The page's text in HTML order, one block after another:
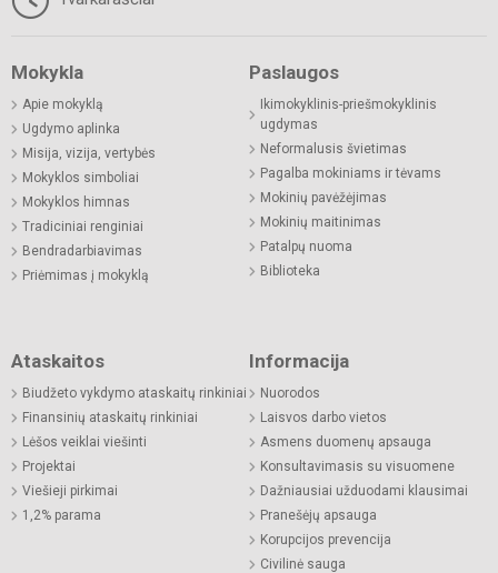
Mokykla
Apie mokyklą
Ugdymo aplinka
Misija, vizija, vertybės
Mokyklos simboliai
Mokyklos himnas
Tradiciniai renginiai
Bendradarbiavimas
Priėmimas į mokyklą
Paslaugos
Ikimokyklinis-priešmokyklinis
ugdymas
Neformalusis švietimas
Pagalba mokiniams ir tėvams
Mokinių pavėžėjimas
Mokinių maitinimas
Patalpų nuoma
Biblioteka
Ataskaitos
Biudžeto vykdymo ataskaitų rinkiniai
Finansinių ataskaitų rinkiniai
Lėšos veiklai viešinti
Projektai
Viešieji pirkimai
1,2% parama
Informacija
Nuorodos
Laisvos darbo vietos
Asmens duomenų apsauga
Konsultavimasis su visuomene
Dažniausiai užduodami klausimai
Pranešėjų apsauga
Korupcijos prevencija
Civilinė sauga